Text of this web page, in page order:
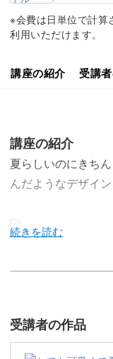
※会費は日単位で計算
利用いただけます。
講座の紹介 受講
講座の紹介
夏らしいのにきち
んだようなデザイ
見た目も質感も爽
受講者の作品